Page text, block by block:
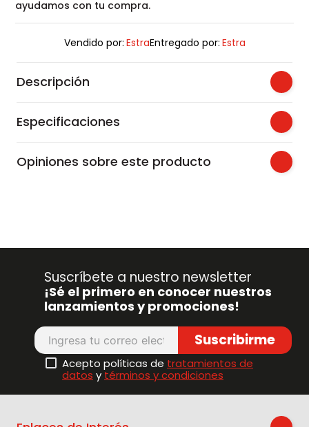
ayudamos con tu compra.
Vendido por: EstraEntregado por: Estra
Descripción
Especificaciones
Opiniones sobre este producto
Suscríbete a nuestro newsletter
¡Sé el primero en conocer nuestros
lanzamientos y promociones!
Suscribirme
Acepto políticas de tratamientos de
datos y términos y condiciones